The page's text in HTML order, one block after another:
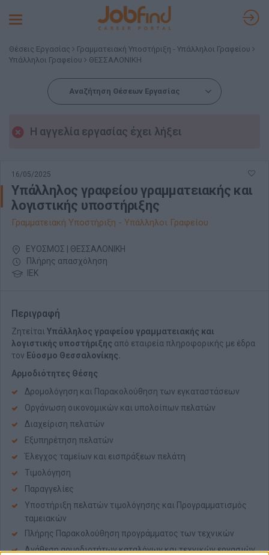
Toggle
Θέσεις Εργασίας
Γραμματειακή Υποστήριξη - Υπάλληλοι Γραφείου
Υπάλληλοι Γραφείου
ΘΕΣΣΑΛΟΝΙΚΗ
Αναζήτηση Θέσεων Εργασίας
Η αγγελία εργασίας έχει λήξει
16/05/2025
Υπάλληλος γραφείου γραμματειακής και
λογιστικής υποστήριξης
Γραμματειακή Υποστήριξη - Υπάλληλοι Γραφείου
ΕΥΟΣΜΟΣ | ΘΕΣΣΑΛΟΝΙΚΗ
Πλήρης απασχόληση
ΙΕΚ
Περιγραφή
Ζητείται Υπάλληλος γραφείου γραμματειακής και
λογιστικής υποστήριξης από εταιρεία πληροφορικής με έδρα
τον Εύοσμο Θεσσαλονίκης.
Αρμοδιότητες Θέσης
Δρομολόγηση και Παρακολούθηση των εγκαταστάσεων
Οργάνωση οικονομικών και υπολοίπων πελατών
Διαχείριση πελατών
Εξυπηρέτηση πελατών
Έλεγχος ταμείων και εισπράξεων πελάτη
Τιμολόγηση
Παραγγελίες
Υποστήριξη πελατών τιμολόγησης και Προγραμματισμός
ταμειακών
Πλήρης Παρακολούθηση προγράμματος των τεχνικών
Ανάθεση αρμοδιοτήτων καταλόγων και τεχνικών εργασιών